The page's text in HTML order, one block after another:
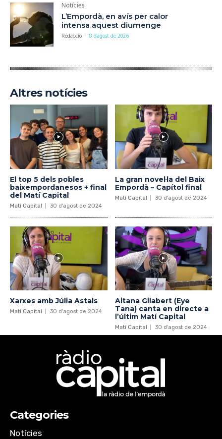
Notícies
L’Empordà, en avís per calor
intensa aquest diumenge
Redacció - 8 d'agost de 2026
Altres notícies
El top 5 dels pobles
baixempordanesos + final
del Matí Capital
Matí Capital 30 d'agost de 2024
La gran novel·la del Baix
Empordà – Capítol final
Matí Capital 30 d'agost de 2024
Xarxes amb Júlia Astals
Matí Capital 30 d'agost de 2024
Aitana Gilabert (Eye
Tana) canta en directe a
l’últim Matí Capital
Matí Capital 30 d'agost de 2024
Categories
Notícies